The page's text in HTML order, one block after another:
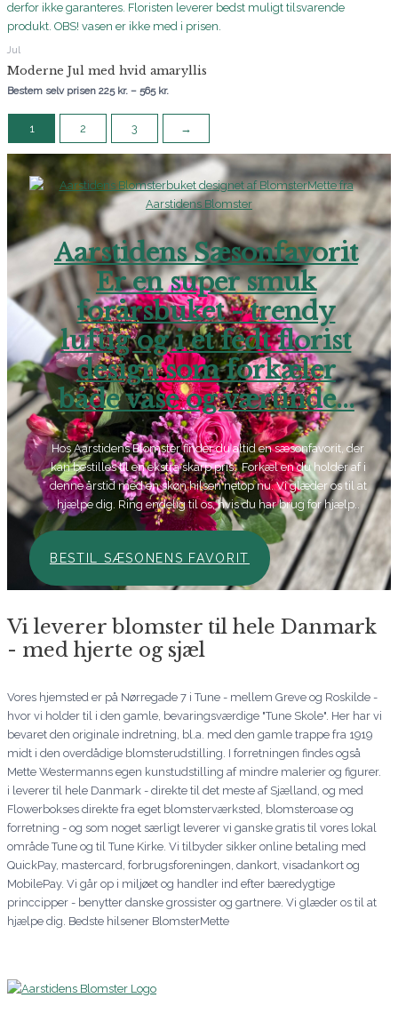
Jul
Moderne Jul med hvid amaryllis
Bestem selv prisen 225 kr. – 565 kr.
1 2 3 →
Aarstidens Sæsonfavorit
Er en super smuk
forårsbuket - trendy
luftig og i et fedt florist
design som forkæler
både vase og værtinde...
Hos Aarstidens Blomster finder du altid en sæsonfavorit, der
kan bestilles til en ekstra skarp pris. Forkæl en du holder af i
denne årstid med en skøn hilsen netop nu. Vi glæder os til at
hjælpe dig. Ring endelig til os, hvis du har brug for hjælp..
BESTIL SÆSONENS FAVORIT
Vi leverer blomster til hele Danmark
- med hjerte og sjæl
Vores hjemsted er på Nørregade 7 i Tune - mellem Greve og Roskilde -
hvor vi holder til i den gamle, bevaringsværdige "Tune Skole". Her har vi
bevaret den originale indretning, bl.a. med den gamle trappe fra 1919
midt i den overdådige blomsterudstilling. I forretningen findes også
Mette Westermanns egen kunstudstilling af mindre malerier og figurer.
i leverer til hele Danmark - direkte til det meste af Sjælland, og med
Flowerbokses direkte fra eget blomsterværksted, blomsteroase og
forretning - og som noget særligt leverer vi ganske gratis til vores lokal
område Tune og til Tune Kirke. Vi tilbyder sikker online betaling med
QuickPay, mastercard, forbrugsforeningen, dankort, visadankort og
MobilePay. Vi går op i miljøet og handler ind efter bæredygtige
princcipper - benytter danske grossister og gartnere. Vi glæder os til at
hjælpe dig. Bedste hilsener BlomsterMette